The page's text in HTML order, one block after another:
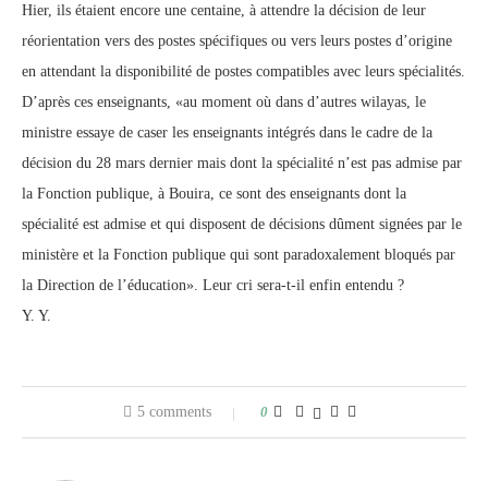
Hier, ils étaient encore une centaine, à attendre la décision de leur
réorientation vers des postes spécifiques ou vers leurs postes d’origine
en attendant la disponibilité de postes compatibles avec leurs spécialités.
D’après ces enseignants, «au moment où dans d’autres wilayas, le
ministre essaye de caser les enseignants intégrés dans le cadre de la
décision du 28 mars dernier mais dont la spécialité n’est pas admise par
la Fonction publique, à Bouira, ce sont des enseignants dont la
spécialité est admise et qui disposent de décisions dûment signées par le
ministère et la Fonction publique qui sont paradoxalement bloqués par
la Direction de l’éducation». Leur cri sera-t-il enfin entendu ?
Y. Y.
5 comments 0